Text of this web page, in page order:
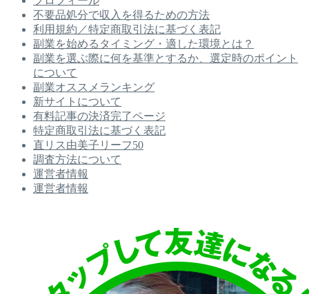
不要品処分で収入を得るための方法
利用規約／特定商取引法に基づく表記
副業を始めるタイミング・適した環境とは？
副業を選ぶ際に何を基準とするか、選定時のポイント
について
副業オススメランキング
新サイトについて
有料記事の決済完了ページ
特定商取引法に基づく表記
直リス由美子リーフ50
調査方法について
運営者情報
運営者情報